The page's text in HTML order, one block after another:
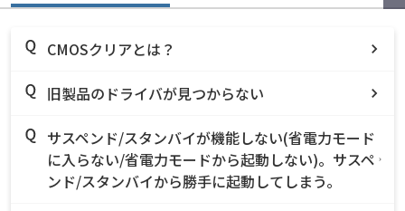
CMOSクリアとは？
旧製品のドライバが見つからない
サスペンド/スタンバイが機能しない(省電力モード
に入らない/省電力モードから起動しない)。サスペ
ンド/スタンバイから勝手に起動してしまう。